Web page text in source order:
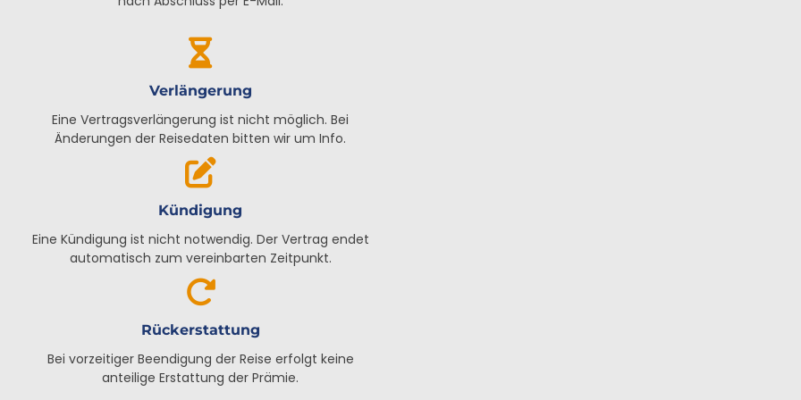
Verlängerung
Eine Vertragsverlängerung ist nicht möglich. Bei
Änderungen der Reisedaten bitten wir um Info.
Kündigung
Eine Kündigung ist nicht notwendig. Der Vertrag endet
automatisch zum vereinbarten Zeitpunkt.
Rückerstattung
Bei vorzeitiger Beendigung der Reise erfolgt keine
anteilige Erstattung der Prämie.